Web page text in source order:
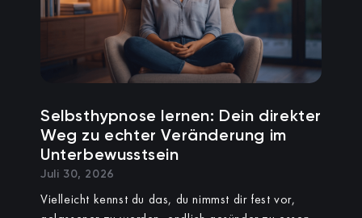
Selbsthypnose lernen: Dein direkter
Weg zu echter Veränderung im
Unterbewusstsein
Juli 30, 2026
Vielleicht kennst du das, du nimmst dir fest vor,